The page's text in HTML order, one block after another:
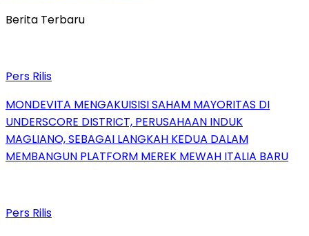
Berita Terbaru
Pers Rilis
MONDEVITA MENGAKUISISI SAHAM MAYORITAS DI
UNDERSCORE DISTRICT, PERUSAHAAN INDUK
MAGLIANO, SEBAGAI LANGKAH KEDUA DALAM
MEMBANGUN PLATFORM MEREK MEWAH ITALIA BARU
Pers Rilis